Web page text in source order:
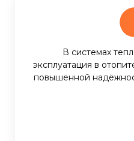
В системах
эксплуатация в
повышенной